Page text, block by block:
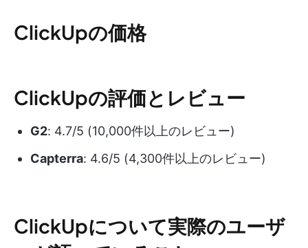
ClickUpの価格
ClickUpの評価とレビュー
G2: 4.7/5 (10,000件以上のレビュー)
Capterra: 4.6/5 (4,300件以上のレビュー)
ClickUpについて実際のユーザ